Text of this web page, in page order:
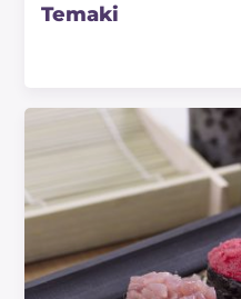
Temaki